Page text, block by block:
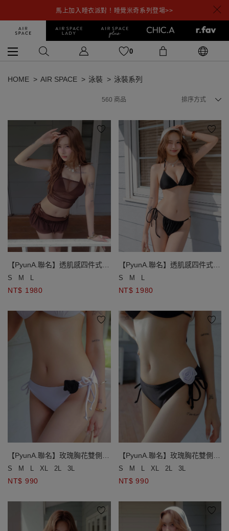
馬上加入睡衣派對！睡覺米奇系列登場>>
0
HOME AIR SPACE 泳裝 泳裝系列
560 商品 排序方式
【PyunA.聯名】透肌感四件式比
基尼套裝
S M L
NT$ 1980
【PyunA.聯名】透肌感四件式比
基尼套裝
S M L
NT$ 1980
【PyunA.聯名】玫瑰胸花雙側綁
帶低腰泳褲
S M L XL 2L 3L
NT$ 990
【PyunA.聯名】玫瑰胸花雙側綁
帶低腰泳褲
S M L XL 2L 3L
NT$ 990